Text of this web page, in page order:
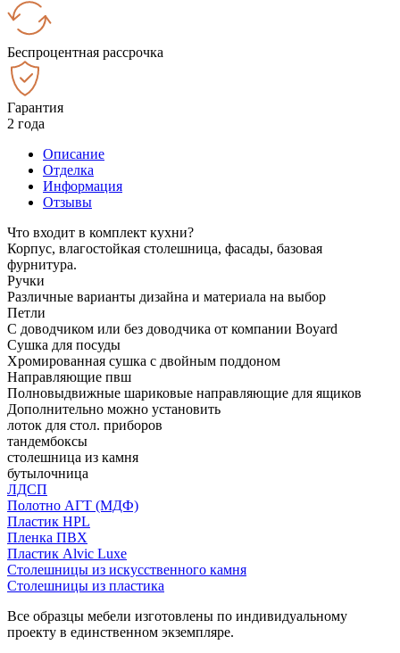
Беспроцентная рассрочка
Гарантия
2 года
Описание
Отделка
Информация
Отзывы
Что входит в комплект кухни?
Корпус, влагостойкая столешница, фасады, базовая
фурнитура.
Ручки
Различные варианты дизайна и материала на выбор
Петли
С доводчиком или без доводчика от компании Boyard
Сушка для посуды
Хромированная сушка с двойным поддоном
Направляющие пвш
Полновыдвижные шариковые направляющие для ящиков
Дополнительно можно установить
лоток для стол. приборов
тандембоксы
столешница из камня
бутылочница
ЛДСП
Полотно АГТ (МДФ)
Пластик HPL
Пленка ПВХ
Пластик Alvic Luxe
Столешницы из искусственного камня
Столешницы из пластика
Все образцы мебели изготовлены по индивидуальному
проекту в единственном экземпляре.